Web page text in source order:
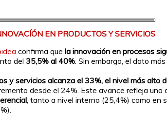
EN PRODUCTOS Y SERVICIOS
confirma que la innovación en procesos
del 35,5% al 40% . Sin embargo, el dato
y servicios alcanza el 33%, el nivel más alto
desde el 24%. Este avance refleja una
, tanto a nivel interno (25,4%) como en